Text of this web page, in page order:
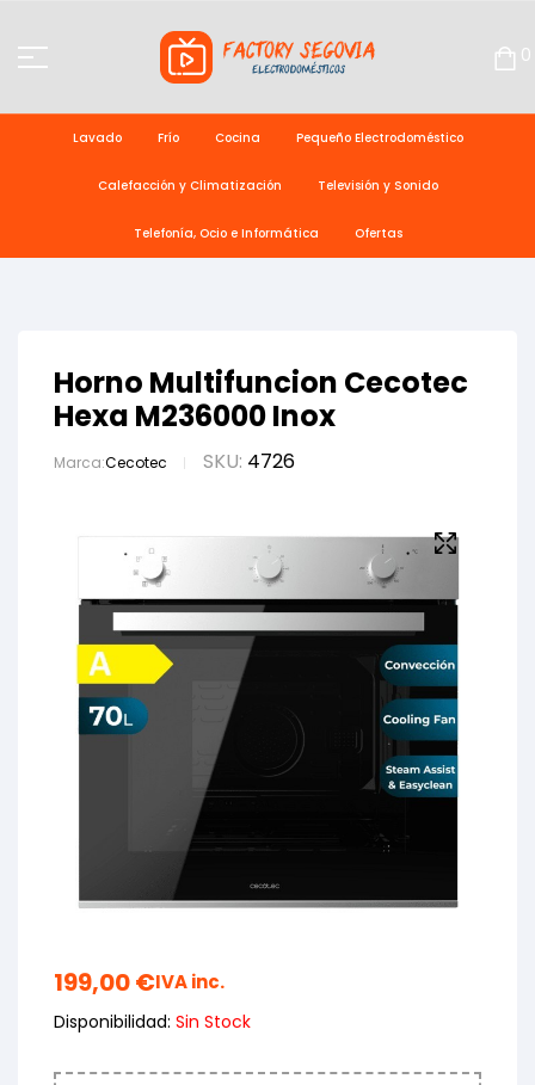
0
Lavado Frío Cocina Pequeño Electrodoméstico
Calefacción y Climatización Televisión y Sonido
Telefonía, Ocio e Informática Ofertas
Horno Multifuncion Cecotec
Hexa M236000 Inox
Marca:Cecotec SKU: 4726
199,00€IVA inc.
Disponibilidad: Sin Stock